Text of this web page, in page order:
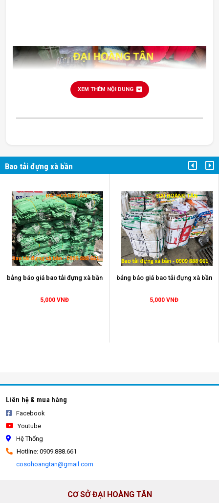
bao tải đựng xà bần
XEM THÊM NỘI DUNG
Bao tải đựng xà bần
bảng báo giá bao tải đựng xà bần
5,000 VNĐ
bảng báo giá bao tải đựng xà bần
5,000 VNĐ
Liên hệ & mua hàng
Facebook
Youtube
Hệ Thống
Hotline: 0909.888.661
cosohoangtan@gmail.com
CƠ SỞ ĐẠI HOÀNG TÂN